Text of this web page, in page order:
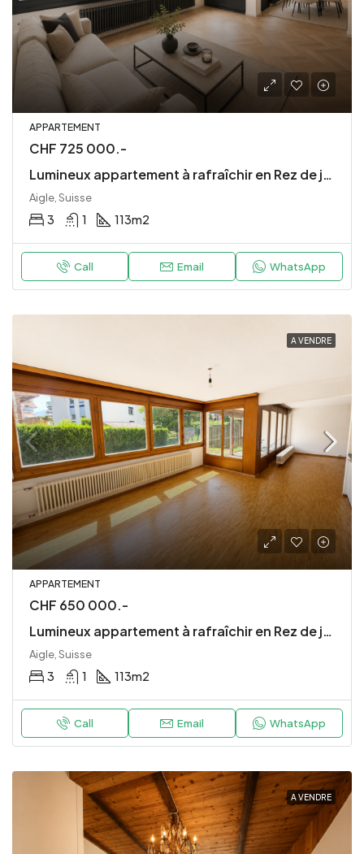
APPARTEMENT
CHF 725 000.-
Lumineux appartement à rafraîchir en Rez de jardin
Aigle, Suisse
3 1 113m2
Call Email WhatsApp
A VENDRE
APPARTEMENT
CHF 650 000.-
Lumineux appartement à rafraîchir en Rez de jardin
Aigle, Suisse
3 1 113m2
Call Email WhatsApp
A VENDRE